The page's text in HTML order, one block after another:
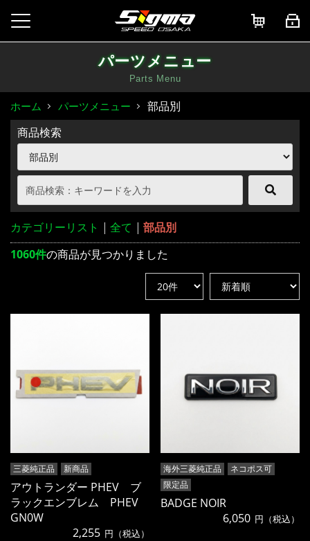
パーツメニュー
Parts Menu
ホーム パーツメニュー
部品別
商品検索
カテゴリーリスト | 全て | 部品別
1060件の商品が見つかりました
三菱純正品 新商品
アウトランダー PHEV ブ
ラックエンブレム PHEV
GN0W
2,255 円（税込）
海外三菱純正品
ネコポス可
限定品
BADGE NOIR
6,050 円（税込）